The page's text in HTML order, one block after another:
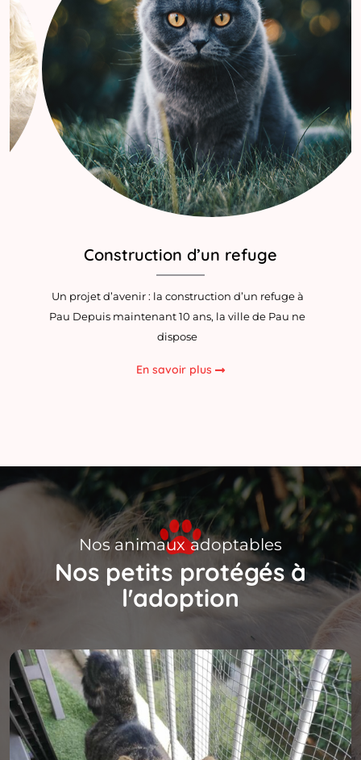
Sauver et soigner
Nos actions pour la protection des animaux Au
CEPPAF, nous nous engageons chaque jour à
intervenir auprès des animaux en
En savoir plus
Nos animaux adoptables
Nos petits protégés à
l'adoption